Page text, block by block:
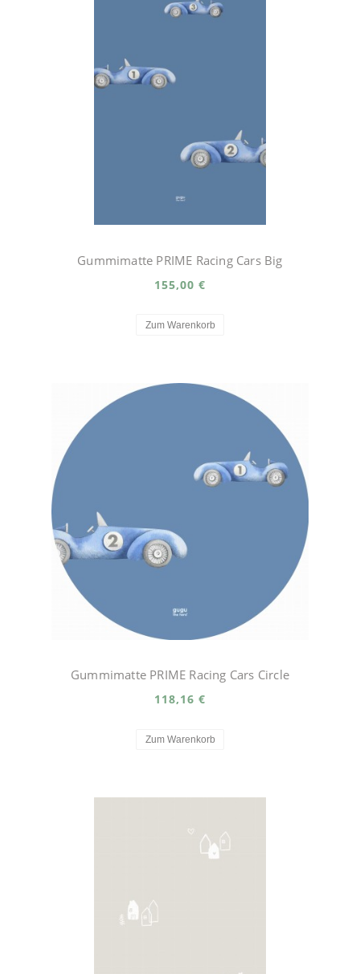
Gummimatte PRIME Racing Cars Big
155,00 €
Zum Warenkorb
Gummimatte PRIME Racing Cars Circle
118,16 €
Zum Warenkorb